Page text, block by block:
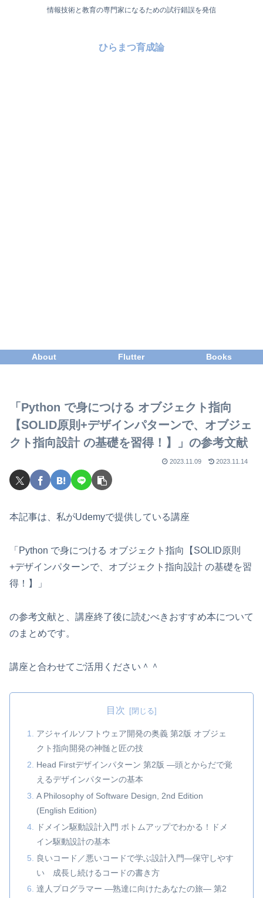
情報技術と教育の専門家になるための試行錯誤を発信
ひらまつ育成論
About Flutter Books
「Python で身につける オブジェクト指向
【SOLID原則+デザインパターンで、オブジェ
クト指向設計 の基礎を習得！】」の参考文献
2023.11.09 2023.11.14
本記事は、私がUdemyで提供している講座
「Python で身につける オブジェクト指向【SOLID原則
+デザインパターンで、オブジェクト指向設計 の基礎を習
得！】」
の参考文献と、講座終了後に読むべきおすすめ本について
のまとめです。
講座と合わせてご活用ください＾＾
目次
アジャイルソフトウェア開発の奥義 第2版 オブジェ
クト指向開発の神髄と匠の技
Head Firstデザインパターン 第2版 ―頭とからだで覚
えるデザインパターンの基本
A Philosophy of Software Design, 2nd Edition
(English Edition)
ドメイン駆動設計入門 ボトムアップでわかる！ドメ
イン駆動設計の基本
良いコード／悪いコードで学ぶ設計入門―保守しやす
い 成長し続けるコードの書き方
達人プログラマー ―熟達に向けたあなたの旅― 第2